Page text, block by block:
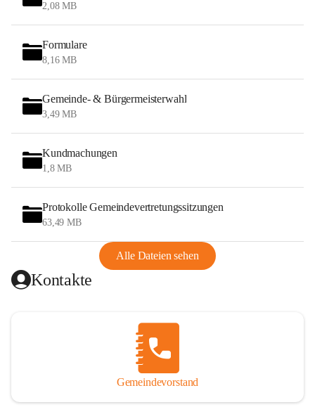
2,08 MB
Formulare
8,16 MB
Gemeinde- & Bürgermeisterwahl
3,49 MB
Kundmachungen
1,8 MB
Protokolle Gemeindevertretungssitzungen
63,49 MB
Alle Dateien sehen
Kontakte
Gemeindevorstand